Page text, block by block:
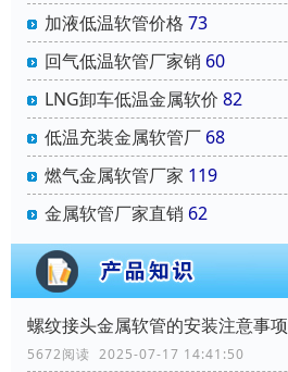
加液低温软管价格 73
回气低温软管厂家销 60
LNG卸车低温金属软价 82
低温充装金属软管厂 68
燃气金属软管厂家 119
金属软管厂家直销 62
螺纹接头金属软管的安装注意事项
5672阅读 2025-07-17 14:41:50